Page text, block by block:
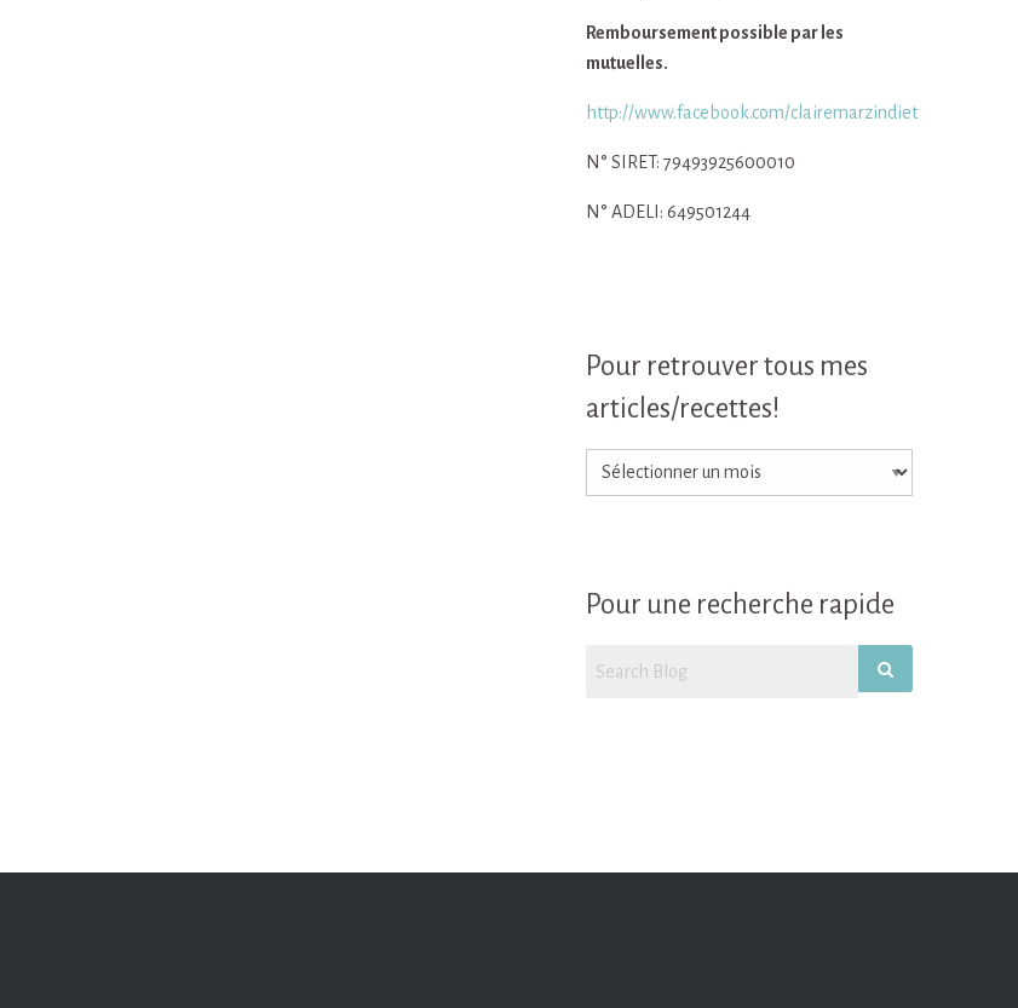
Remboursement possible par les
mutuelles.
http://www.facebook.com/clairemarzindiet
N° SIRET: 79493925600010
N° ADELI: 649501244
Pour retrouver tous mes
articles/recettes!
Pour
retrouver
Pour une recherche rapide